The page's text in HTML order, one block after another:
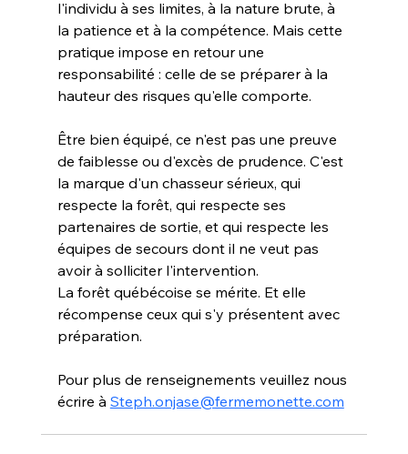
l'individu à ses limites, à la nature brute, à
la patience et à la compétence. Mais cette
pratique impose en retour une
responsabilité : celle de se préparer à la
hauteur des risques qu'elle comporte.
Être bien équipé, ce n'est pas une preuve
de faiblesse ou d'excès de prudence. C'est
la marque d'un chasseur sérieux, qui
respecte la forêt, qui respecte ses
partenaires de sortie, et qui respecte les
équipes de secours dont il ne veut pas
avoir à solliciter l'intervention.
La forêt québécoise se mérite. Et elle
récompense ceux qui s'y présentent avec
préparation.
Pour plus de renseignements veuillez nous
écrire à Steph.onjase@fermemonette.com